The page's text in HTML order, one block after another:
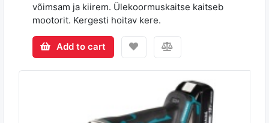
võimsam ja kiirem. Ülekoormuskaitse kaitseb
mootorit. Kergesti hoitav kere.
Add to cart